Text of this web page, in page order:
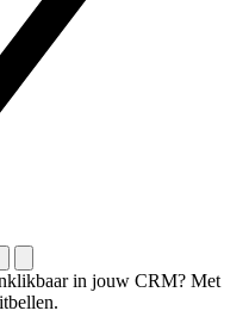
in jouw CRM? Met